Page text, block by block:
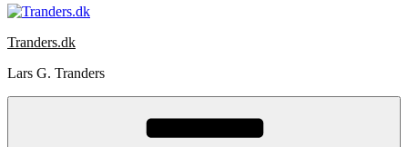
Tranders.dk
Lars G. Tranders